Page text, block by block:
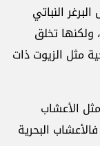
النباتي
ولكنها تخلق
مثل الزيوت ذات
الأعشاب
البحرية